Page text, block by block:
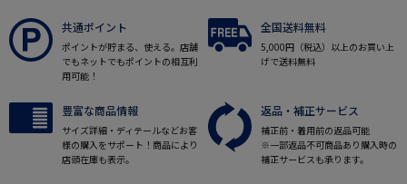
共通ポイント
ポイントが貯まる、使える。店舗
でもネットでもポイントの相互利
用可能！
全国送料無料
5,000円（税込）以上のお買い上
げで送料無料
豊富な商品情報
サイズ詳細・ディテールなどお客
様の購入をサポート！商品により
店頭在庫も表示。
返品・補正サービス
補正前・着用前の返品可能
※一部返品不可商品あり購入時の
補正サービスも承ります。